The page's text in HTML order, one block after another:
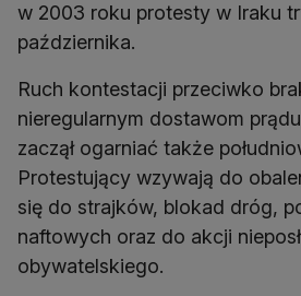
w 2003 roku protesty w Iraku
października.
Ruch kontestacji przeciwko
nieregularnym dostawom
zaczął ogarniać także
Protestujący wzywają do
się do strajków, blokad dróg,
naftowych oraz do akcji
obywatelskiego.